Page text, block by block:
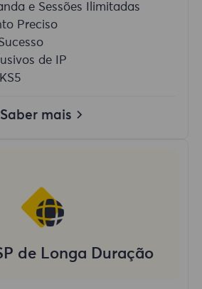
e Sessões Ilimitadas
Preciso
de IP
Saber mais
de Longa Duração